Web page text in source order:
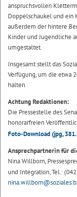
anspruchsvollen
Doppelschaukel und ein
außerdem der hintere
Kinder und Jugendliche
umgestaltet.
Insgesamt stellt das
Verfügung, um die etwa
halten.
Achtung Redaktionen:
Die Pressestelle des
honorarfreien
Foto-Download(jpg,
Ansprechpartnerin für
Nina Willborn,
und Integration, Tel.: